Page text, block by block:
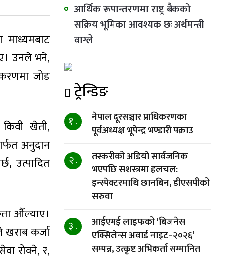
उनले भने,
जोड
खेती,
अनुदान
उत्पादित
औँल्याए।
खराब कर्जा
रोक्ने, र,
आर्थिक रूपान्तरणमा राष्ट्र बैंकको
सक्रिय भूमिका आवश्यक छः अर्थमन्त्री
वाग्ले
ट्रेन्डिङ
१ .
नेपाल दूरसञ्चार प्राधिकरणका
पूर्वअध्यक्ष भूपेन्द्र भण्डारी पक्राउ
२ .
तस्करीको अडियो सार्वजनिक
भएपछि सशस्त्रमा हलचल:
इन्स्पेक्टरमाथि छानबिन, डीएसपीको
सरुवा
३ .
आईएमई लाइफको ‘बिजनेस
एक्सिलेन्स अवार्ड नाइट–२०२६’
सम्पन्न, उत्कृष्ट अभिकर्ता सम्मानित